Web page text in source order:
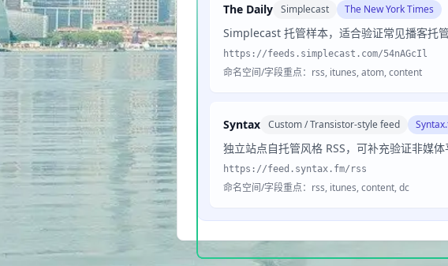
The Daily Simplecast The New York Times
Simplecast 托管样本，适合验证常见播客托
https://feeds.simplecast.com/54nAGcIl
命名空间/字段重点：rss, itunes, atom, content
Syntax Custom / Transistor-style feed
独立站点自托管风格 RSS，可补充验证非媒体
https://feed.syntax.fm/rss
命名空间/字段重点：rss, itunes, content, dc